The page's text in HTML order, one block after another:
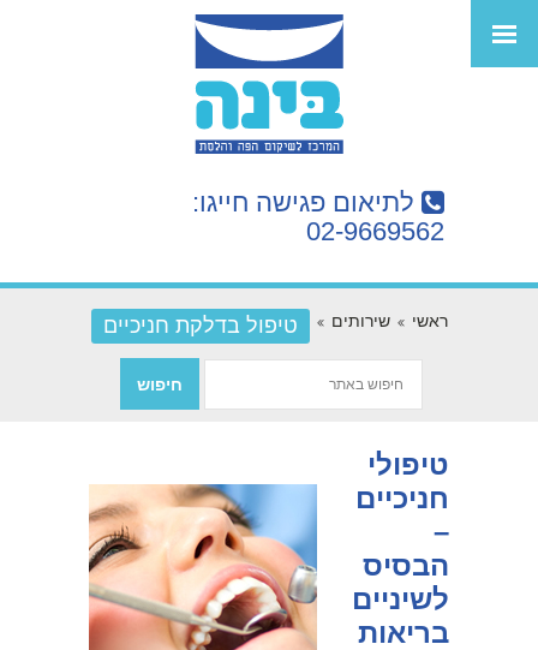
לתיאום פגישה חייגו:
02-9669562
ראשי שירותים טיפול בדלקת חניכיים
טיפולי
חניכיים
–
הבסיס
לשיניים
בריאות